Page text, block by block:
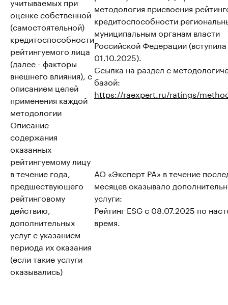
оценке собственной
(самостоятельной)
кредитоспособности
рейтингуемого лица
(далее - факторы
внешнего влияния), с
описанием целей
применения каждой
методологии
методология присвоения
кредитоспособности
муниципальным органам власти
Российской Федерации (вступила
01.10.2025).
Ссылка на раздел с
базой:
https://raexpert.ru/ratings/
Описание
содержания
оказанных
рейтингуемому лицу
в течение года,
предшествующего
рейтинговому
действию,
дополнительных
услуг с указанием
периода их оказания
(если такие услуги
оказывались)
АО «Эксперт РА» в течение
месяцев оказывало
услуги:
Рейтинг ESG с 08.07.2025 по
время.